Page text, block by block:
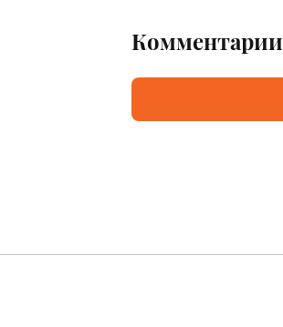
Комментарии